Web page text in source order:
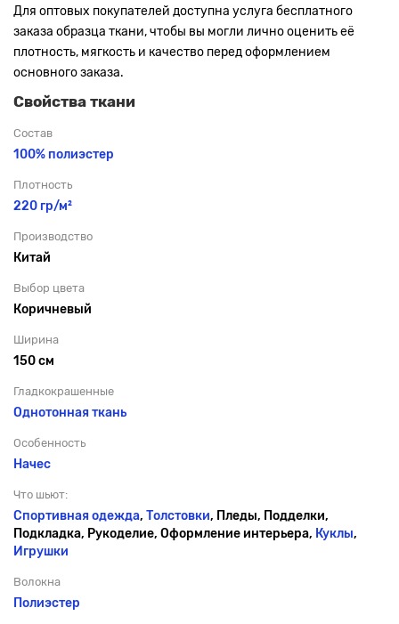
Для оптовых покупателей доступна услуга бесплатного
заказа образца ткани, чтобы вы могли лично оценить её
плотность, мягкость и качество перед оформлением
основного заказа.
Свойства ткани
Состав
100% полиэстер
Плотность
220 гр/м²
Производство
Китай
Выбор цвета
Коричневый
Ширина
150 см
Гладкокрашенные
Однотонная ткань
Особенность
Начес
Что шьют:
Спортивная одежда, Толстовки, Пледы, Подделки,
Подкладка, Рукоделие, Оформление интерьера, Куклы,
Игрушки
Волокна
Полиэстер